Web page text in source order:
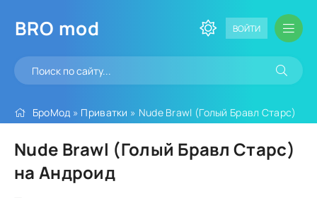
BRO mod ВОЙТИ
БроМод » Приватки » Nude Brawl (Голый Бравл Старс)
Nude Brawl (Голый Бравл Старс)
на Андроид